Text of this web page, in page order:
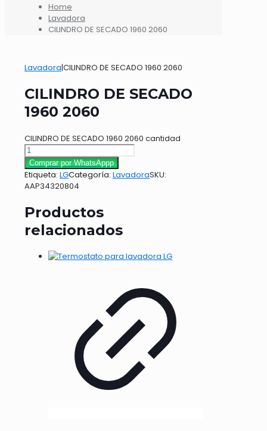
Home
Lavadora
CILINDRO DE SECADO 1960 2060
Lavadora|CILINDRO DE SECADO 1960 2060
CILINDRO DE SECADO
1960 2060
CILINDRO DE SECADO 1960 2060 cantidad
Comprar por WhatsAppp
Etiqueta: LGCategoría: LavadoraSKU:
AAP34320804
Productos
relacionados